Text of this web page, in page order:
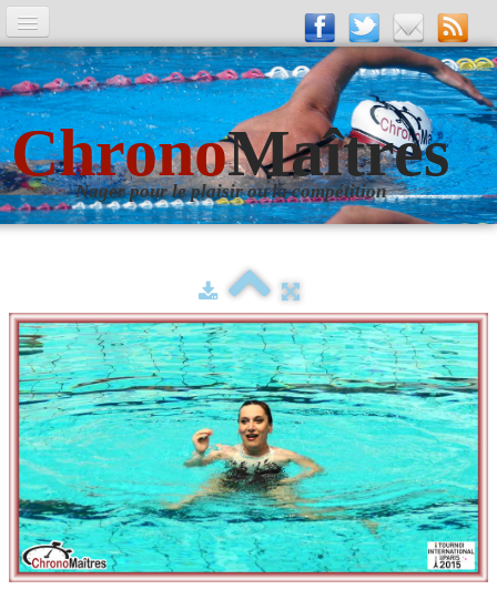
A la Une
Entrainements
La revue
Les numéros
Photos▼
Evènements▼
Livre d'Or
ChronoMaîtres
Nager pour le plaisir ou la compétition